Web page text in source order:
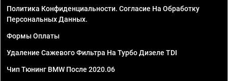
Политика Конфиденциальности. Согласие На Обработку
Персональных Данных.
Формы Оплаты
Удаление Сажевого Фильтра На Турбо Дизеле TDI
Чип Тюнинг BMW После 2020.06